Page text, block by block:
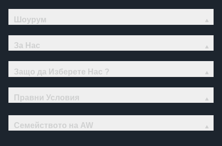
Шоурум
За Нас
Защо да Изберете Нас ?
Правни Условия
Семейството на AW